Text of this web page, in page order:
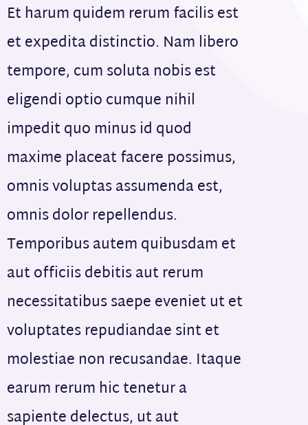
Et harum quidem rerum facilis est
et expedita distinctio. Nam libero
tempore, cum soluta nobis est
eligendi optio cumque nihil
impedit quo minus id quod
maxime placeat facere possimus,
omnis voluptas assumenda est,
omnis dolor repellendus.
Temporibus autem quibusdam et
aut officiis debitis aut rerum
necessitatibus saepe eveniet ut et
voluptates repudiandae sint et
molestiae non recusandae. Itaque
earum rerum hic tenetur a
sapiente delectus, ut aut